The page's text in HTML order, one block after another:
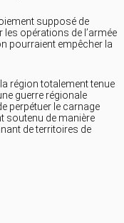
supposé de
opérations de l’armée
pourraient empêcher la
région totalement tenue
guerre régionale
perpétuer le carnage
soutenu de manière
de territoires de